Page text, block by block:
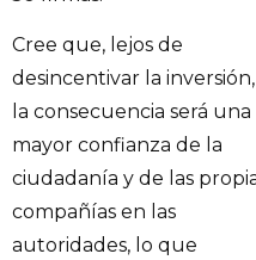
Cree que, lejos de
desincentivar la inversión,
la consecuencia será una
mayor confianza de la
ciudadanía y de las
compañías en las
autoridades, lo que